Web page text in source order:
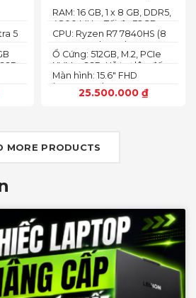
5
8G, 15.6-inch FHD 165Hz
Windows 11 Dark Shadow
Gray
25.500.000 ₫
Màn hình: 15.6" FHD
(1920x1080) 165Hz, 3ms,
sRGB-100%,
Ổ Cứng: 512GB, M.2, PCIe
NVMe, SSD-Hỗ trợ lên đến
4 TB (2 khe SSD)
CPU: Ryzen R7 7840HS (8
Cores, 16 Threads, 24MB
Cache, 3.80 GHz up to 5.1
RAM: 16 GB, 1 x 8 GB, DDR5,
4800 MHz -Tối đa 32GB
MORE PRODUCTS